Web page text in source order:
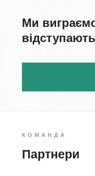
Ми
відступають
КОМАНДА
Партнери